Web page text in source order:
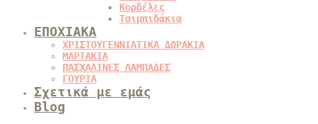
Κορδέλες
Τσιμπιδάκια
ΕΠΟΧΙΑΚΑ
ΧΡΙΣΤΟΥΓΕΝΝΙΑΤΙΚΑ ΔΩΡΑΚΙΑ
ΜΑΡΤΑΚΙΑ
ΠΑΣΧΑΛΙΝΕΣ ΛΑΜΠΑΔΕΣ
ΓΟΥΡΙΑ
Σχετικά με εμάς
Blog